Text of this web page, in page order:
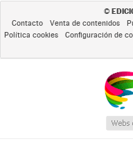
©
Contacto Venta de contenidos
Política cookies
Configuración de